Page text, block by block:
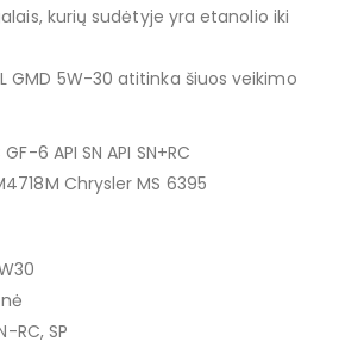
kurių sudėtyje yra etanolio iki
GMD 5W-30 atitinka šiuos veikimo
6 API SN API SN+RC
Chrysler MS 6395
RC, SP